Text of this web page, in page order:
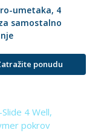
umetaka, 4
samostalno
ponudu